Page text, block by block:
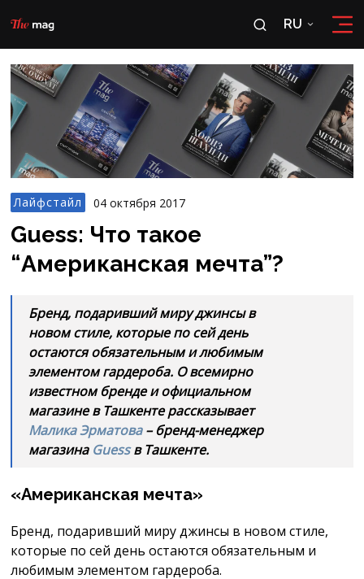
RU
RU
OʻZ
Лайфстайл 04 октября 2017
Guess: Что такое
“Американская мечта”?
Бренд, подаривший миру джинсы в
новом стиле, которые по сей день
остаются обязательным и любимым
элементом гардероба. О всемирно
известном бренде и официальном
магазине в Ташкенте рассказывает
Малика Эрматова– бренд-менеджер
магазина Guessв Ташкенте.
«Американская мечта»
Бренд, подаривший миру джинсы в новом стиле,
которые по сей день остаются обязательным и
любимым элементом гардероба.